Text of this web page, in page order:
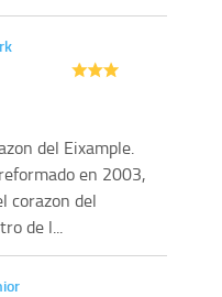
del Eixample.
en 2003,
corazon del
de l...